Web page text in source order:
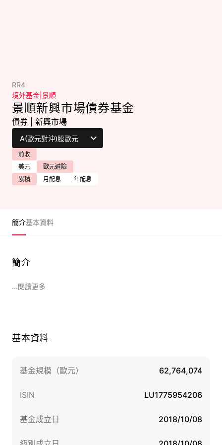
RR4
境外基金 景順
景順新興市場債券基金
債券 新興市場
前收
美元
歐元避險
累積
月配息 年配息
簡介基本資料
簡介
...閱讀更多
基本資料
基金規模（歐元） 62,764,074
ISIN LU1775954206
基金成立日 2018/10/08